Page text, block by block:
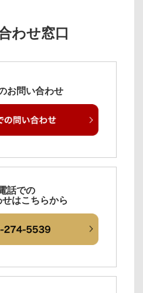
わせ窓口
お問い合わせ
話での
はこちらから